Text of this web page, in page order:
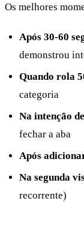
Os melhores
Após 30-60
demonstrou
Quando rola
categoria
Na intenção
fechar a aba
Após
Na segunda
recorrente)